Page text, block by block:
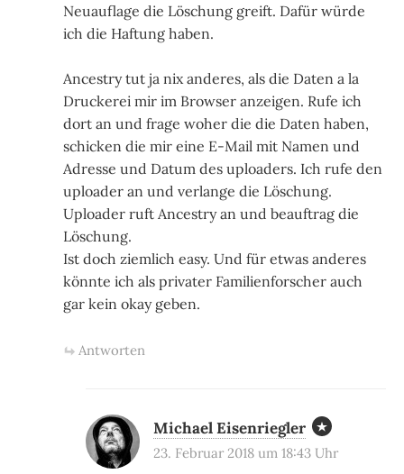
Neuauflage die Löschung greift. Dafür würde
ich die Haftung haben.
Ancestry tut ja nix anderes, als die Daten a la
Druckerei mir im Browser anzeigen. Rufe ich
dort an und frage woher die die Daten haben,
schicken die mir eine E-Mail mit Namen und
Adresse und Datum des uploaders. Ich rufe den
uploader an und verlange die Löschung.
Uploader ruft Ancestry an und beauftrag die
Löschung.
Ist doch ziemlich easy. Und für etwas anderes
könnte ich als privater Familienforscher auch
gar kein okay geben.
Antworten
Michael Eisenriegler
23. Februar 2018 um 18:43 Uhr